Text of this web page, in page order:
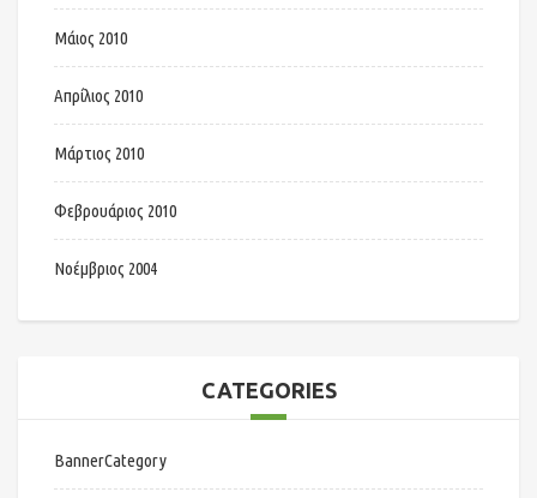
Μάιος 2010
Απρίλιος 2010
Μάρτιος 2010
Φεβρουάριος 2010
Νοέμβριος 2004
CATEGORIES
BannerCategory